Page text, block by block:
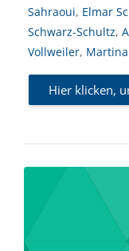
Sahraoui, Elmar
Schwarz-Schultz,
Vollweiler,
Hier klicken,